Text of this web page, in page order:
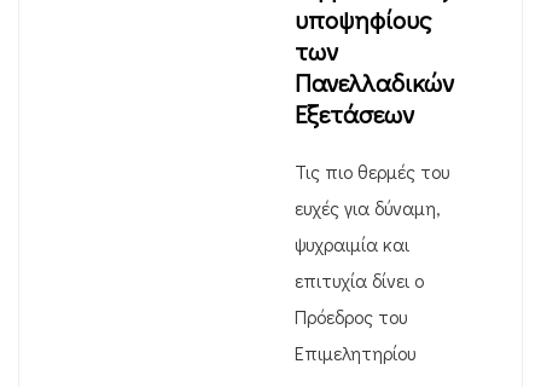
υποψηφίους
των
Πανελλαδικών
Εξετάσεων
Τις πιο θερμές του
ευχές για δύναμη,
ψυχραιμία και
επιτυχία δίνει ο
Πρόεδρος του
Επιμελητηρίου